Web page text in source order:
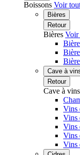
Boissons Voir
Bières
Retour
Bières Voir
Cave à
Retour
Cave à vins
Vins
Vins
Vins
Vins
Vins